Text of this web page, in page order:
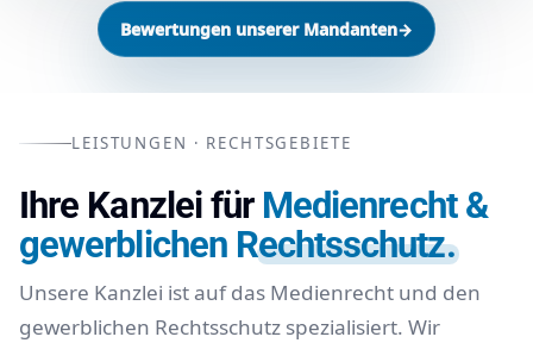
Bewertungen unserer Mandanten→
LEISTUNGEN · RECHTSGEBIETE
Ihre Kanzlei für Medienrecht &
gewerblichen Rechtsschutz.
Unsere Kanzlei ist auf das Medienrecht und den
gewerblichen Rechtsschutz spezialisiert. Wir